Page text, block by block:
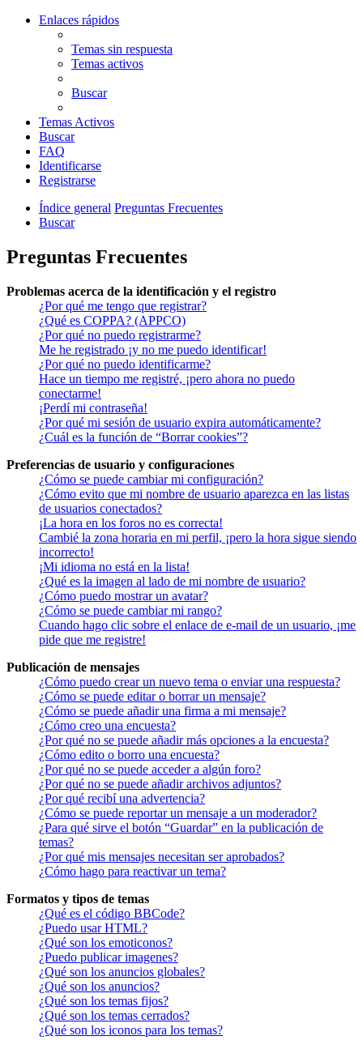
Enlaces rápidos
Temas sin respuesta
Temas activos
Buscar
Temas Activos
Buscar
FAQ
Identificarse
Registrarse
Índice general Preguntas Frecuentes
Buscar
Preguntas Frecuentes
Problemas acerca de la identificación y el registro
¿Por qué me tengo que registrar?
¿Qué es COPPA? (APPCO)
¿Por qué no puedo registrarme?
Me he registrado ¡y no me puedo identificar!
¿Por qué no puedo identificarme?
Hace un tiempo me registré, ¡pero ahora no puedo
conectarme!
¡Perdí mi contraseña!
¿Por qué mi sesión de usuario expira automáticamente?
¿Cuál es la función de “Borrar cookies”?
Preferencias de usuario y configuraciones
¿Cómo se puede cambiar mi configuración?
¿Cómo evito que mi nombre de usuario aparezca en las listas
de usuarios conectados?
¡La hora en los foros no es correcta!
Cambié la zona horaria en mi perfil, ¡pero la hora sigue siendo
incorrecto!
¡Mi idioma no está en la lista!
¿Qué es la imagen al lado de mi nombre de usuario?
¿Cómo puedo mostrar un avatar?
¿Cómo se puede cambiar mi rango?
Cuando hago clic sobre el enlace de e-mail de un usuario, ¡me
pide que me registre!
Publicación de mensajes
¿Cómo puedo crear un nuevo tema o enviar una respuesta?
¿Cómo se puede editar o borrar un mensaje?
¿Cómo se puede añadir una firma a mi mensaje?
¿Cómo creo una encuesta?
¿Por qué no se puede añadir más opciones a la encuesta?
¿Cómo edito o borro una encuesta?
¿Por qué no se puede acceder a algún foro?
¿Por qué no se puede añadir archivos adjuntos?
¿Por qué recibí una advertencia?
¿Cómo se puede reportar un mensaje a un moderador?
¿Para qué sirve el botón “Guardar” en la publicación de
temas?
¿Por qué mis mensajes necesitan ser aprobados?
¿Cómo hago para reactivar un tema?
Formatos y tipos de temas
¿Qué es el código BBCode?
¿Puedo usar HTML?
¿Qué son los emoticonos?
¿Puedo publicar imagenes?
¿Qué son los anuncios globales?
¿Qué son los anuncios?
¿Qué son los temas fijos?
¿Qué son los temas cerrados?
¿Qué son los iconos para los temas?